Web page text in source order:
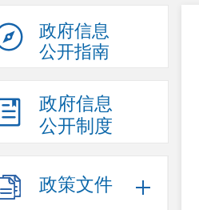
政府信息
公开指南
政府信息
公开制度
政策文件